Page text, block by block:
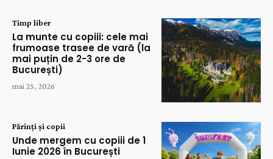
Timp liber
La munte cu copiii: cele mai
frumoase trasee de vară (la
mai puțin de 2-3 ore de
București)
mai 25, 2026
Părinți și copii
Unde mergem cu copiii de 1
Iunie 2026 în București